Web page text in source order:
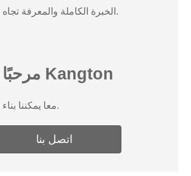
الخبرة الكاملة والمعرفة تجاه متطلبات السوق.
مرحبًا بك واختر Kangton
معا يمكننا بناء مستقبل مشرق.
اتصل بنا